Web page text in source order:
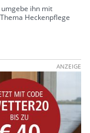
ihn mit
Heckenpflege
ANZEIGE